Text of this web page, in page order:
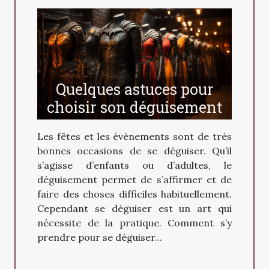
Quelques astuces pour
choisir son déguisement
Les fêtes et les évènements sont de très
bonnes occasions de se déguiser. Qu’il
s’agisse d’enfants ou d’adultes, le
déguisement permet de s’affirmer et de
faire des choses difficiles habituellement.
Cependant se déguiser est un art qui
nécessite de la pratique. Comment s’y
prendre pour se déguiser...